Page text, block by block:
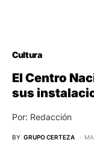
Cultura
El Centro
sus
Por: Redacción
BY GRUPO CERTEZA